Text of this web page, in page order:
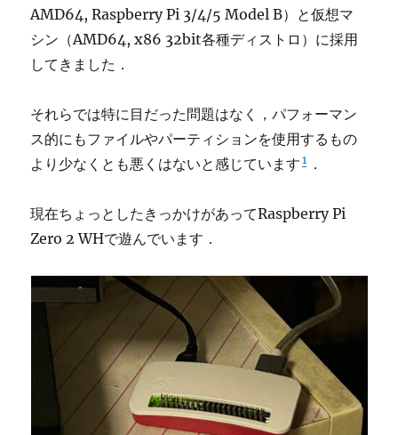
AMD64, Raspberry Pi 3/4/5 Model B）と仮想マ
シン（AMD64, x86 32bit各種ディストロ）に採用
してきました．
それらでは特に目だった問題はなく，パフォーマン
ス的にもファイルやパーティションを使用するもの
より少なくとも悪くはないと感じています 1 ．
現在ちょっとしたきっかけがあってRaspberry Pi
Zero 2 WHで遊んでいます．